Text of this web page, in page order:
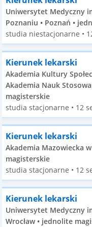
Uniwersytet Medyczny
Poznaniu • Poznań •
studia niestacjonarne •
Kierunek lekarski
Akademia Kultury
Akademia Nauk
magisterskie
studia stacjonarne • 12
Kierunek lekarski
Akademia Mazowiecka
magisterskie
studia stacjonarne • 12
Kierunek lekarski
Uniwersytet Medyczny
Wrocław • jednolite